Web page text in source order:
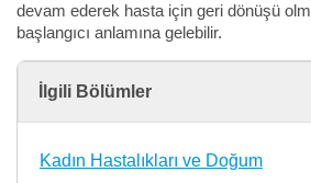
devam ederek hasta için geri dönüşü
başlangıcı anlamına gelebilir.
İlgili Bölümler
Kadın Hastalıkları ve Doğum